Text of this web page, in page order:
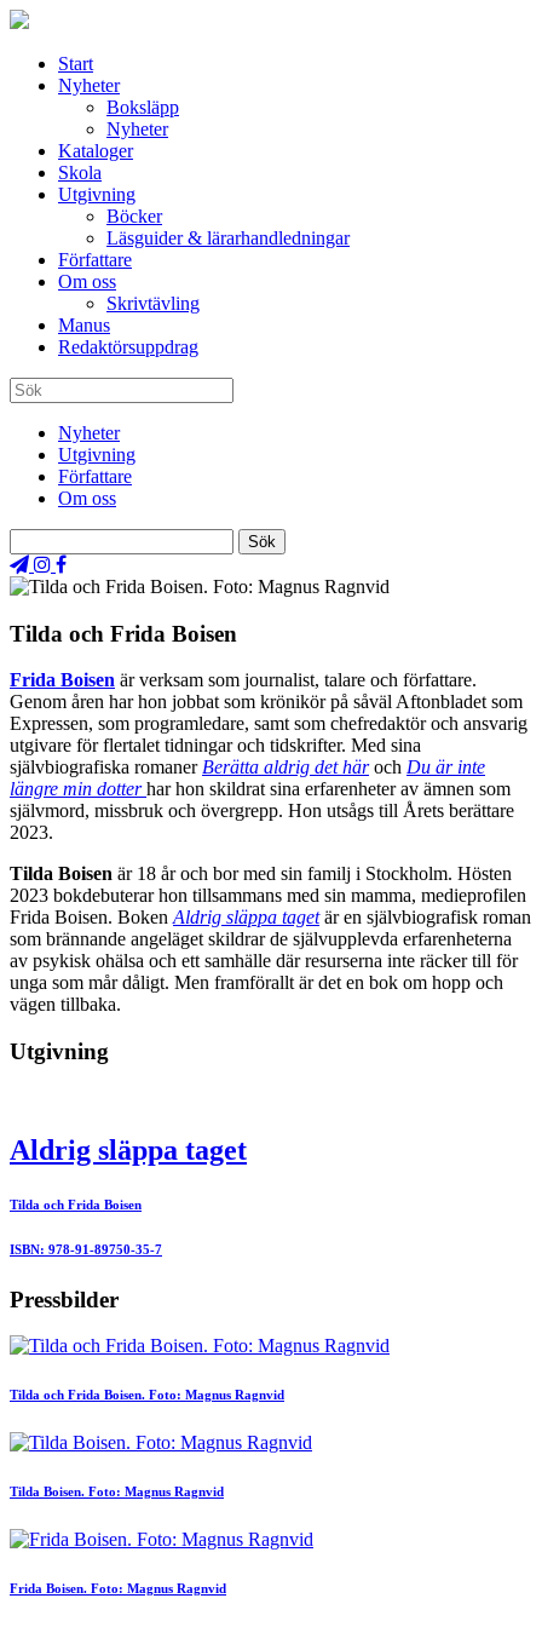
Start
Nyheter
Boksläpp
Nyheter
Kataloger
Skola
Utgivning
Böcker
Läsguider & lärarhandledningar
Författare
Om oss
Skrivtävling
Manus
Redaktörsuppdrag
Nyheter
Utgivning
Författare
Om oss
Tilda och Frida Boisen
Frida Boisen är verksam som journalist, talare och författare.
Genom åren har hon jobbat som krönikör på såväl Aftonbladet som
Expressen, som programledare, samt som chefredaktör och ansvarig
utgivare för flertalet tidningar och tidskrifter. Med sina
självbiografiska romanerBerätta aldrig det häroch Du är inte
längre min dotter har hon skildrat sina erfarenheter av ämnen som
självmord, missbruk och övergrepp. Hon utsågs till Årets berättare
2023.
Tilda Boisen är 18 år och bor med sin familj i Stockholm. Hösten
2023 bokdebuterar hon tillsammans med sin mamma, medieprofilen
Frida Boisen. BokenAldrig släppa tagetär en självbiografisk roman
som brännande angeläget skildrar de självupplevda erfarenheterna
av psykisk ohälsa och ett samhälle där resurserna inte räcker till för
unga som mår dåligt. Men framförallt är det en bok om hopp och
vägen tillbaka.
Utgivning
Aldrig släppa taget
Tilda och Frida Boisen
ISBN: 978-91-89750-35-7
Pressbilder
Tilda och Frida Boisen. Foto: Magnus Ragnvid
Tilda Boisen. Foto: Magnus Ragnvid
Frida Boisen. Foto: Magnus Ragnvid